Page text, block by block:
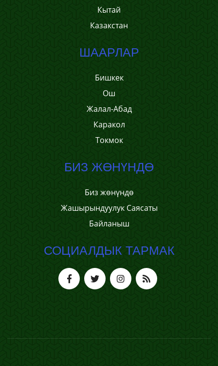
Кытай
Казакстан
ШААРЛАР
Бишкек
Ош
Жалал-Абад
Каракол
Токмок
БИЗ ЖӨНҮНДӨ
Биз жөнүндө
Жашырындуулук Саясаты
Байланыш
СОЦИАЛДЫК ТАРМАК